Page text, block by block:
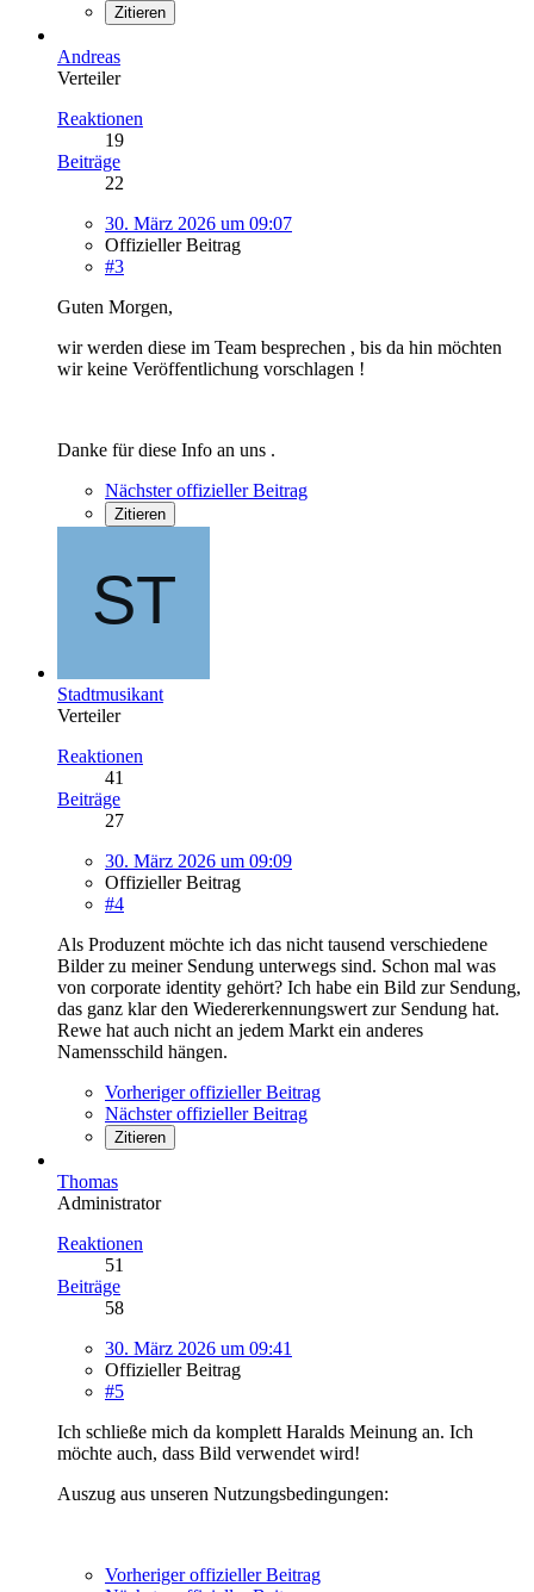
Zitieren
Andreas
Verteiler
Reaktionen
19
Beiträge
22
30. März 2026 um 09:07
Offizieller Beitrag
#3
Guten Morgen,
wir werden diese im Team besprechen , bis da hin möchten
wir keine Veröffentlichung vorschlagen !
Danke für diese Info an uns .
Nächster offizieller Beitrag
Zitieren
Stadtmusikant
Verteiler
Reaktionen
41
Beiträge
27
30. März 2026 um 09:09
Offizieller Beitrag
#4
Als Produzent möchte ich das nicht tausend verschiedene
Bilder zu meiner Sendung unterwegs sind. Schon mal was
von corporate identity gehört? Ich habe ein Bild zur Sendung,
das ganz klar den Wiedererkennungswert zur Sendung hat.
Rewe hat auch nicht an jedem Markt ein anderes
Namensschild hängen.
Vorheriger offizieller Beitrag
Nächster offizieller Beitrag
Zitieren
Thomas
Administrator
Reaktionen
51
Beiträge
58
30. März 2026 um 09:41
Offizieller Beitrag
#5
Ich schließe mich da komplett Haralds Meinung an. Ich
möchte auch, dass Bild verwendet wird!
Auszug aus unseren Nutzungsbedingungen:
Vorheriger offizieller Beitrag